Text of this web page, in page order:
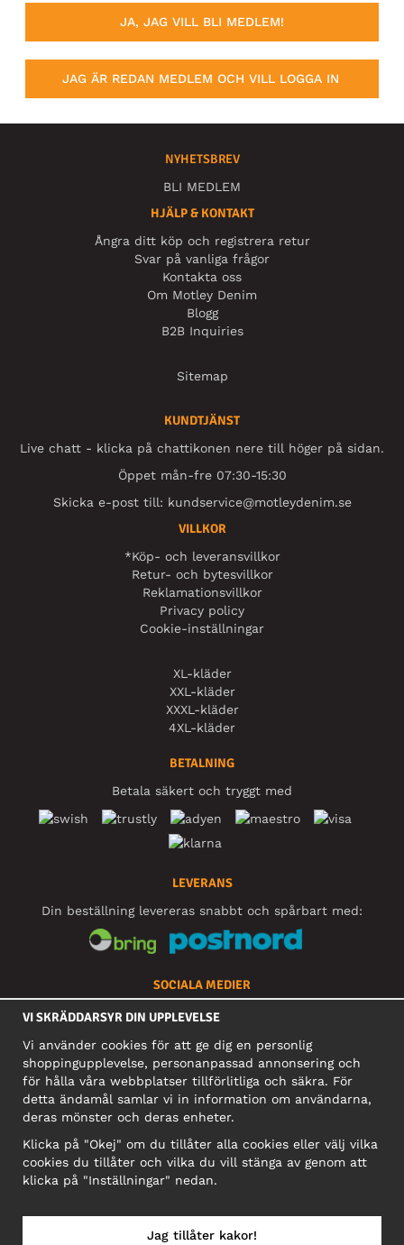
JA, JAG VILL BLI MEDLEM!
JAG ÄR REDAN MEDLEM OCH VILL LOGGA IN
NYHETSBREV
BLI MEDLEM
HJÄLP & KONTAKT
Ångra ditt köp och registrera retur
Svar på vanliga frågor
Kontakta oss
Om Motley Denim
Blogg
B2B Inquiries
Sitemap
KUNDTJÄNST
Live chatt - klicka på chattikonen nere till höger på sidan.
Öppet mån-fre 07:30-15:30
Skicka e-post till: kundservice@motleydenim.se
VILLKOR
*Köp- och leveransvillkor
Retur- och bytesvillkor
Reklamationsvillkor
Privacy policy
Cookie-inställningar
XL-kläder
XXL-kläder
XXXL-kläder
4XL-kläder
BETALNING
Betala säkert och tryggt med
LEVERANS
Din beställning levereras snabbt och spårbart med:
SOCIALA MEDIER
FÖRETAG
Motley Denim Europe OÜ
Narva mnt 5, EE-10117 Tallinn
Org: 12356245, Momsnummer: SE502090048501
OBS! Skicka inte varureturer till denna adress!
VI SKRÄDDARSYR DIN UPPLEVELSE
Vi använder cookies för att ge dig en personlig
shoppingupplevelse, personanpassad annonsering och
för hålla våra webbplatser tillförlitliga och säkra. För
detta ändamål samlar vi in information om användarna,
deras mönster och deras enheter.
Klicka på "Okej" om du tillåter alla cookies eller välj vilka
cookies du tillåter och vilka du vill stänga av genom att
klicka på "Inställningar" nedan.
Jag tillåter kakor!